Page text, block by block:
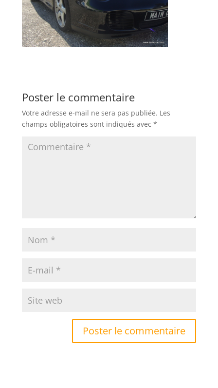
Poster le commentaire
Votre adresse e-mail ne sera pas publiée. Les
champs obligatoires sont indiqués avec *